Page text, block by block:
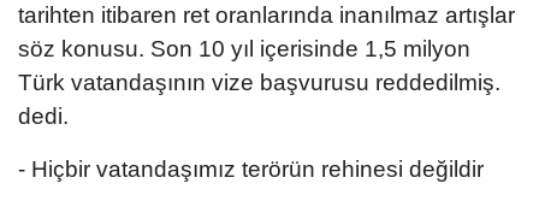
tarihten itibaren ret oranlarında inanılmaz artışlar
söz konusu. Son 10 yıl içerisinde 1,5 milyon
Türk vatandaşının vize başvurusu reddedilmiş.
dedi.
- Hiçbir vatandaşımız terörün rehinesi değildir